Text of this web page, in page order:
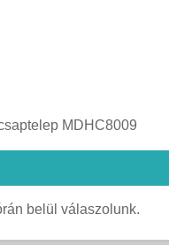
MDHC8009
belül válaszolunk.